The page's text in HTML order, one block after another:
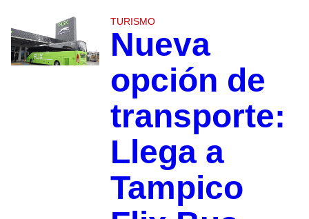
TURISMO
Nueva
opción de
transporte:
Llega a
Tampico